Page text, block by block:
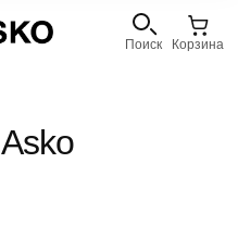
Поиск Корзина